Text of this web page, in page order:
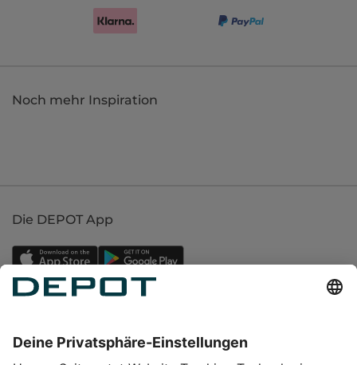
Noch mehr Inspiration
Die DEPOT App